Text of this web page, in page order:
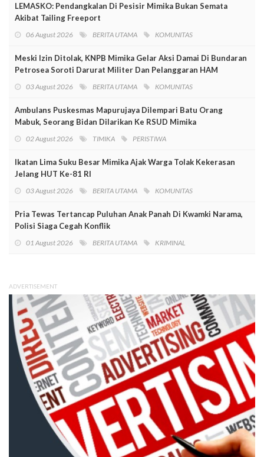
LEMASKO: Pendangkalan Di Pesisir Mimika Bukan Semata
Akibat Tailing Freeport
06 August 2026 BERITA UTAMA KOMUNITAS
Meski Izin Ditolak, KNPB Mimika Gelar Aksi Damai Di Bundaran
Petrosea Soroti Darurat Militer Dan Pelanggaran HAM
03 August 2026 BERITA UTAMA KOMUNITAS
Ambulans Puskesmas Mapurujaya Dilempari Batu Orang
Mabuk, Seorang Bidan Dilarikan Ke RSUD Mimika
02 August 2026 TIMIKA PERISTIWA
Ikatan Lima Suku Besar Mimika Ajak Warga Tolak Kekerasan
Jelang HUT Ke-81 RI
03 August 2026 BERITA UTAMA KOMUNITAS
Pria Tewas Tertancap Puluhan Anak Panah Di Kwamki Narama,
Polisi Siaga Cegah Konflik
01 August 2026 BERITA UTAMA KRIMINAL
ADVERTISEMENT